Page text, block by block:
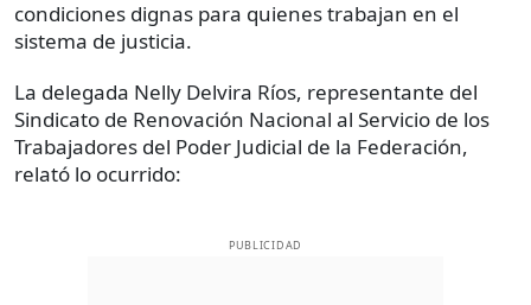
condiciones dignas para quienes trabajan en el
sistema de justicia.
La delegada Nelly Delvira Ríos, representante del
Sindicato de Renovación Nacional al Servicio de los
Trabajadores del Poder Judicial de la Federación,
relató lo ocurrido:
PUBLICIDAD